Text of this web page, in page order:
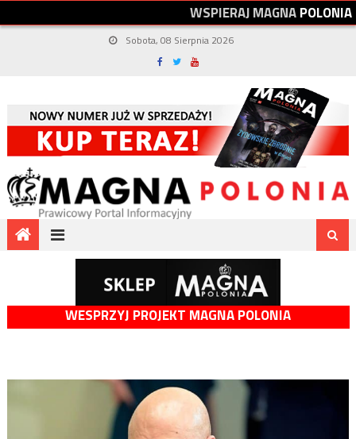
WSPIERAJMAGNAPOLONIA
Sobota, 08 Sierpnia 2026
WESPRZYJ PROJEKT MAGNA POLONIA